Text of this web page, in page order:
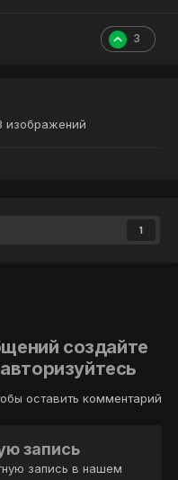
3
изображений
1
создайте
оставить комментарий
запись
запись в нашем